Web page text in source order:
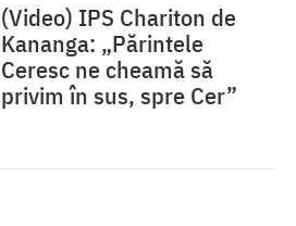
(Video) IPS Chariton de
Kananga: „Părintele
Ceresc ne cheamă să
privim în sus, spre Cer”